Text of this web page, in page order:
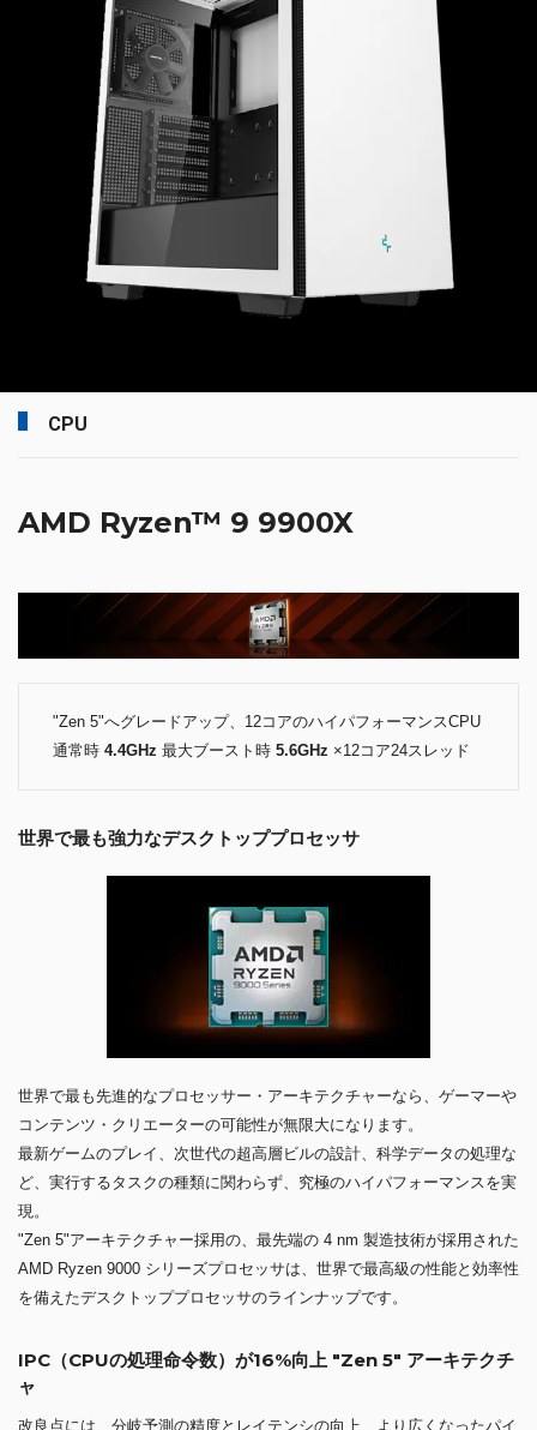
CPU
AMD Ryzen™ 9 9900X
"Zen 5"へグレードアップ、12コアのハイパフォーマンスCPU
通常時 4.4GHz 最大ブースト時 5.6GHz ×12コア24スレッド
世界で最も強力なデスクトッププロセッサ
世界で最も先進的なプロセッサー・アーキテクチャーなら、ゲーマーや
コンテンツ・クリエーターの可能性が無限大になります。
最新ゲームのプレイ、次世代の超高層ビルの設計、科学データの処理な
ど、実行するタスクの種類に関わらず、究極のハイパフォーマンスを実
現。
"Zen 5"アーキテクチャー採用の、最先端の 4 nm 製造技術が採用された
AMD Ryzen 9000 シリーズプロセッサは、世界で最高級の性能と効率性
を備えたデスクトッププロセッサのラインナップです。
IPC（CPUの処理命令数）が16%向上 "Zen 5" アーキテクチ
ャ
改良点には、分岐予測の精度とレイテンシの向上、より広くなったパイ